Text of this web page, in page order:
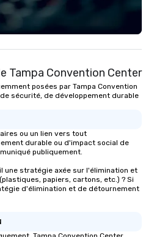
Tampa Convention Center
posées par Tampa Convention
sécurité, de développement durable
ou un lien vers tout
durable ou d'impact social de
publiquement.
une stratégie axée sur l'élimination et
papiers, cartons, etc.) ? Si
d'élimination et de détournement